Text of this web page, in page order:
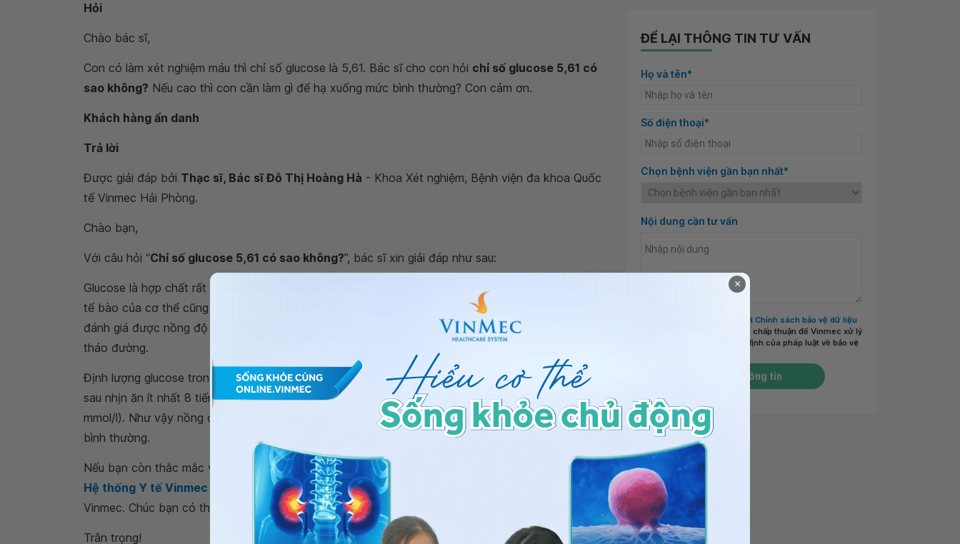
Hỏi
Chào bác sĩ,
Con có làm xét nghiệm máu thì chỉ số glucose là 5,61. Bác sĩ cho con hỏi chỉ số glucose 5,61 có
sao không? Nếu cao thì con cần làm gì để hạ xuống mức bình thường? Con cảm ơn.
Khách hàng ẩn danh
Trả lời
Được giải đáp bởi Thạc sĩ, Bác sĩ Đỗ Thị Hoàng Hà - Khoa Xét nghiệm, Bệnh viện đa khoa Quốc
tế Vinmec Hải Phòng.
Chào bạn,
Với câu hỏi “Chỉ số glucose 5,61 có sao không?”, bác sĩ xin giải đáp như sau:
Glucose là hợp chất rất quan trọng đối với cơ thể, là nguồn cung cấp năng lượng chủ yếu cho tất cả
tế bào của cơ thể cũng như các hoạt động sống của con người. Chỉ số glucose máu giúp chúng ta
đánh giá được nồng độ glucose trong máu, từ đó làm cơ sở chẩn đoán, theo dõi điều trị bệnh lý đái
tháo đường.
Định lượng glucose trong máu ở mức bình thường vào buổi sáng (khi chưa ăn uống gì – trung bình
sau nhịn ăn ít nhất 8 tiếng) là khoảng từ 73.8 mg/dl – 106.2 mg/dl (tương đương 4.1 mmol/l – 5,9
mmol/l). Như vậy nồng độ Glucose máu của bạn ở mức 5.61 mmol/l nằm trong ngưỡng tham chiếu
bình thường.
Nếu bạn còn thắc mắc về chỉ số glucose 5,61, bạn có thể đến bệnh viện thuộc
Hệ thống Y tế Vinmec để kiểm tra và tư vấn thêm. Cảm ơn bạn đã tin tưởng và gửi câu hỏi đến
Vinmec. Chúc bạn có thật nhiều sức khỏe.
Trân trọng!
ĐỂ LẠI THÔNG TIN TƯ VẤN
Họ và tên*
Số điện thoại*
Chọn bệnh viện gần bạn nhất*
Nội dung cần tư vấn
Tôi đã đọc và đồng ý với Chính sách bảo vệ dữ liệu
và chấp thuận để Vinmec xử lý
DLCN của tôi theo quy định của pháp luật về bảo vệ
Gửi thông tin
×